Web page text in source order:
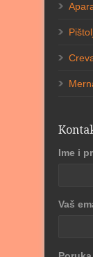
Ime i
Vaš